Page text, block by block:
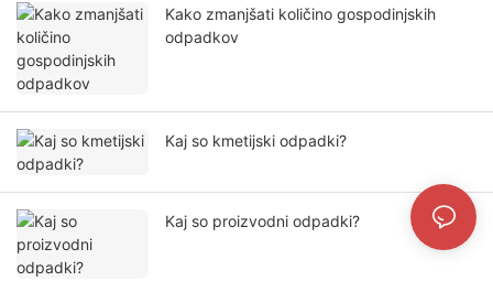
Kako zmanjšati količino gospodinjskih
odpadkov
Kaj so kmetijski odpadki?
Kaj so proizvodni odpadki?